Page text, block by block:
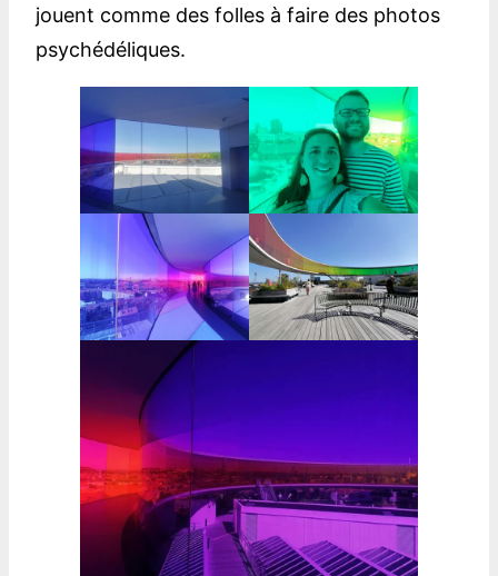
jouent comme des folles à faire des photos
psychédéliques.